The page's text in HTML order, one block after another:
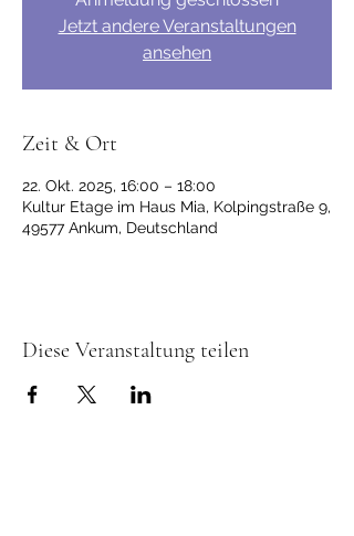
Jetzt andere Veranstaltungen
ansehen
Zeit & Ort
22. Okt. 2025, 16:00 – 18:00
Kultur Etage im Haus Mia, Kolpingstraße 9,
49577 Ankum, Deutschland
Diese Veranstaltung teilen